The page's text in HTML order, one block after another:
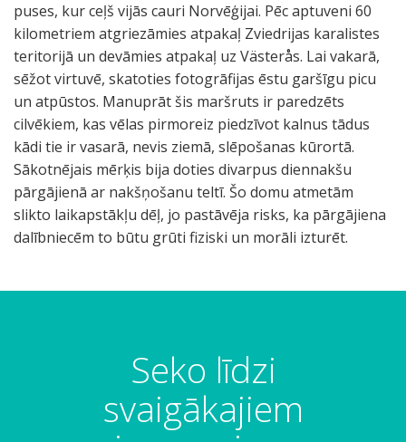
puses, kur ceļš vijās cauri Norvēģijai. Pēc aptuveni 60
kilometriem atgriezāmies atpakaļ Zviedrijas karalistes
teritorijā un devāmies atpakaļ uz Västerås. Lai vakarā,
sēžot virtuvē, skatoties fotogrāfijas ēstu garšīgu picu
un atpūstos. Manuprāt šis maršruts ir paredzēts
cilvēkiem, kas vēlas pirmoreiz piedzīvot kalnus tādus
kādi tie ir vasarā, nevis ziemā, slēpošanas kūrortā.
Sākotnējais mērķis bija doties divarpus diennakšu
pārgājienā ar nakšņošanu teltī. Šo domu atmetām
slikto laikapstākļu dēļ, jo pastāvēja risks, ka pārgājiena
dalībniecēm to būtu grūti fiziski un morāli izturēt.
L
Seko līdzi
svaigākajiem